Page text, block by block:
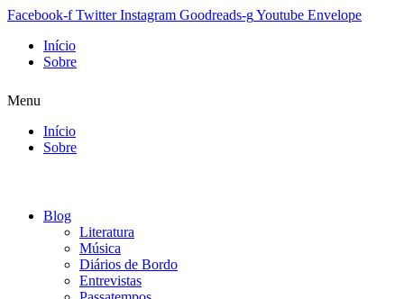
Facebook-f Twitter Instagram Goodreads-gYoutube Envelope
Início
Sobre
Menu
Início
Sobre
Blog
Literatura
Música
Diários de Bordo
Entrevistas